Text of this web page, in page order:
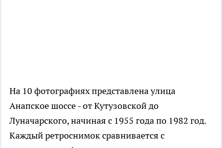
На 10 фотографиях представлена улица
Анапское шоссе - от Кутузовской до
Луначарского, начиная с 1955 года по 1982 год.
Каждый ретроснимок сравнивается с